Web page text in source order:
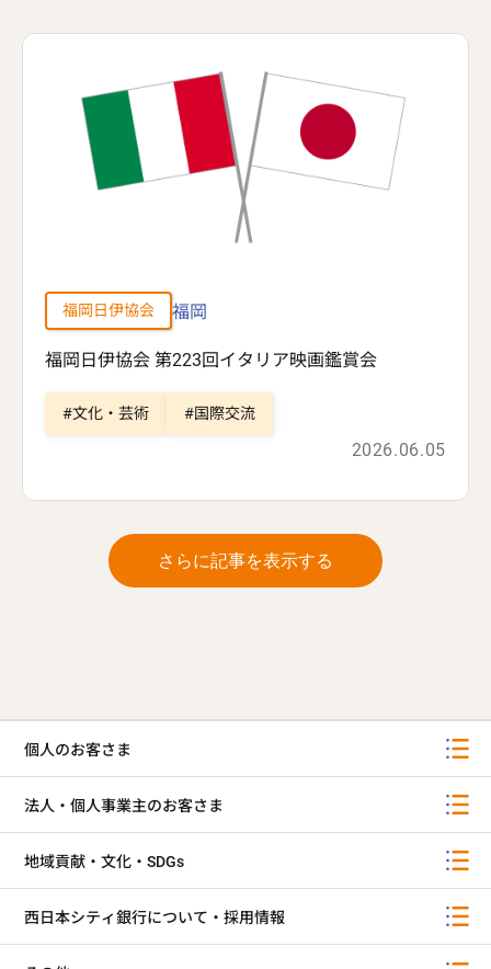
福岡日伊協会 福岡
福岡日伊協会 第223回イタリア映画鑑賞会
文化・芸術 国際交流
2026.06.05
さらに記事を表示する
個人のお客さま
法人・個人事業主のお客さま
地域貢献・文化・SDGs
西日本シティ銀行について・採用情報